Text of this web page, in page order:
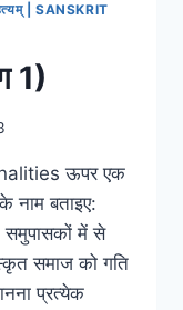
| SANSKRIT
1)
ऊपर एक
नाम बताइए:
में से
समाज को गति
प्रत्येक